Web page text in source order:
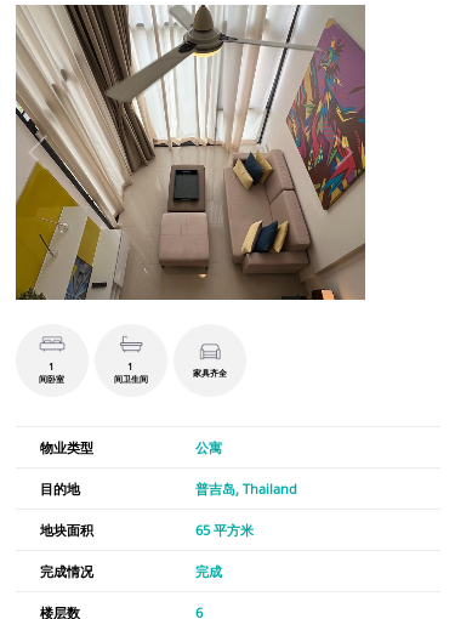
1
间卧室
1
间卫生间
家具齐全
物业类型 公寓
目的地 普吉岛, Thailand
地块面积 65 平方米
完成情况 完成
楼层数 6